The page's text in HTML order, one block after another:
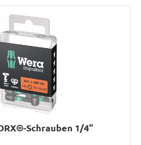
Schrauben 1/4"